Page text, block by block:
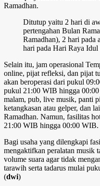
Ramadhan.
Ditutup yaitu 2 hari di
pertengahan Bulan
Ramadhan), 2 hari pada
hari pada Hari Raya
Selain itu, jam operasional
online, pijat refleksi, dan pijat
akan beroperasi dari pukul
pukul 21:00 WIB hingga
malam, pub, live musik, panti
ketangkasan atau gelper, dan
Ramadhan. Namun, fasilitas
21:00 WIB hingga 00:00 WIB.
Bagi usaha yang dilengkapi
mengaktifkan peralatan musik
volume suara agar tidak
tarawih serta tadarus mulai
(dwi)